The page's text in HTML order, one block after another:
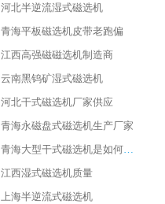
河北半逆流湿式磁选机
青海平板磁选机皮带老跑偏
江西高强磁磁选机制造商
云南黑钨矿湿式磁选机
河北干式磁选机厂家供应
青海永磁盘式磁选机生产厂家
青海大型干式磁选机是如何选矿的
江西湿式磁选机质量
上海半逆流式磁选机